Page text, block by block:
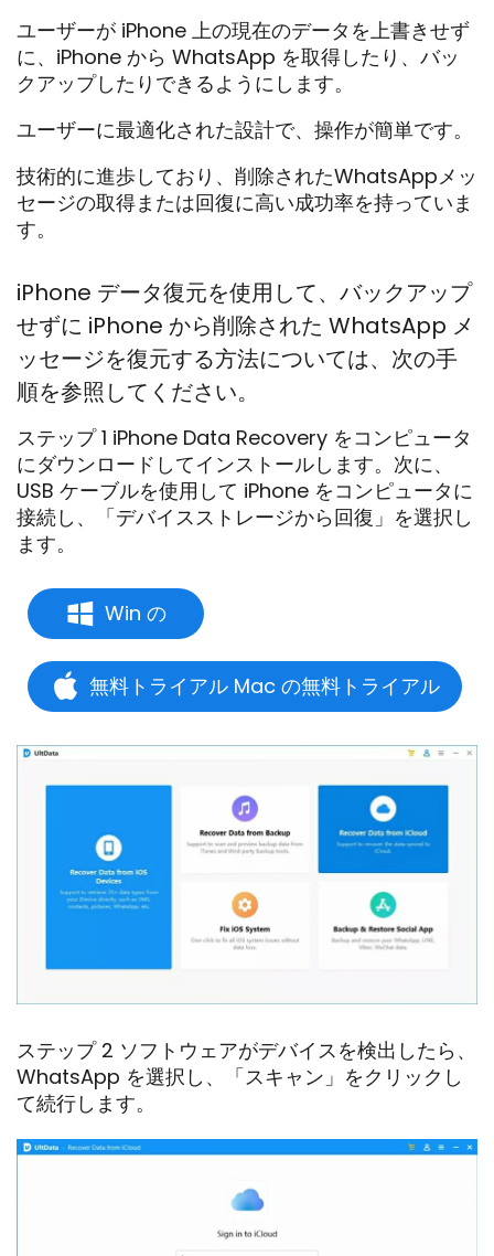
ユーザーが iPhone 上の現在のデータを上書きせず
に、iPhone から WhatsApp を取得したり、バッ
クアップしたりできるようにします。
ユーザーに最適化された設計で、操作が簡単です。
技術的に進歩しており、削除されたWhatsAppメッ
セージの取得または回復に高い成功率を持っていま
す。
iPhone データ復元を使用して、バックアップ
せずに iPhone から削除された WhatsApp メ
ッセージを復元する方法については、次の手
順を参照してください。
ステップ 1 iPhone Data Recovery をコンピュータ
にダウンロードしてインストールします。次に、
USB ケーブルを使用して iPhone をコンピュータに
接続し、「デバイスストレージから回復」を選択し
ます。
Win の
無料トライアル Mac の無料トライアル
ステップ 2 ソフトウェアがデバイスを検出したら、
WhatsApp を選択し、「スキャン」をクリックし
て続行します。